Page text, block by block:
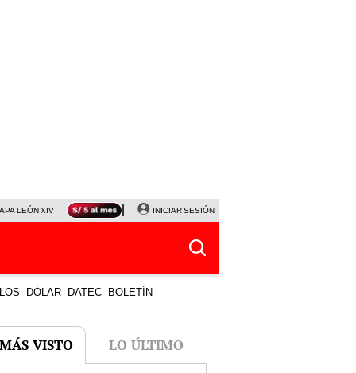
LEÓN XIV NALDY SALDAÑA LA BELLA LUZ
INICIAR SESIÓN
DÓLAR DATEC BOLETÍN
VISTO LO ÚLTIMO